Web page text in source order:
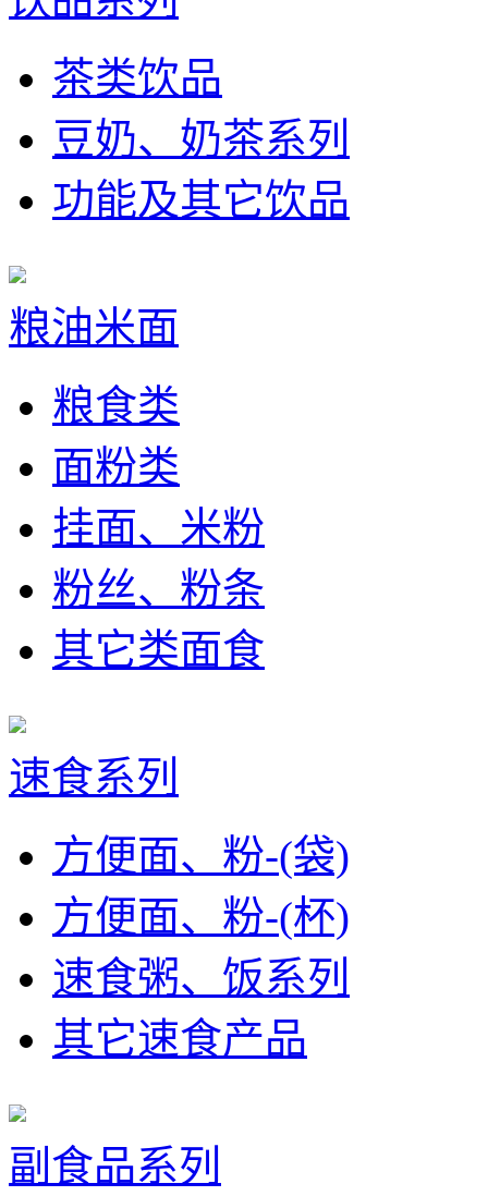
茶类饮品
豆奶、奶茶系列
功能及其它饮品
粮油米面
粮食类
面粉类
挂面、米粉
粉丝、粉条
其它类面食
速食系列
方便面、粉-(袋)
方便面、粉-(杯)
速食粥、饭系列
其它速食产品
副食品系列